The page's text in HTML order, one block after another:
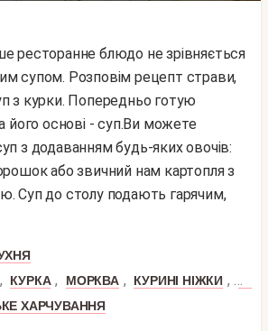
супом. Розповім рецепт страви,
з курки. Попередньо готую
його основі - суп.Ви можете
з додаванням будь-яких овочів:
або звичний нам картопля з
Суп до столу подають гарячим,
, КУРКА , МОРКВА , КУРИНІ НІЖКИ ,
ХАРЧУВАННЯ